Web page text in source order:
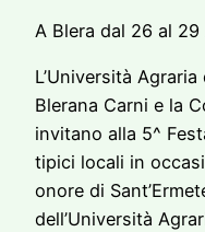
A Blera dal 26 al
L’Università
Blerana Carni e la
invitano alla 5^
tipici locali in
onore di
dell’Università